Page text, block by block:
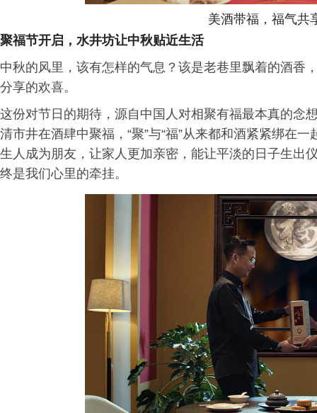
美酒带福，福气共
聚福节开启，水井坊让中秋贴近生活
中秋的风里，该有怎样的气息？该是老巷里飘着的酒香
分享的欢喜。
这份对节日的期待，源自中国人对相聚有福最本真的念
清市井在酒肆中聚福，“聚”与“福”从来都和酒紧紧绑在
生人成为朋友，让家人更加亲密，能让平淡的日子生出
终是我们心里的牵挂。